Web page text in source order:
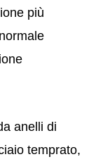
più
anelli di
temprato,